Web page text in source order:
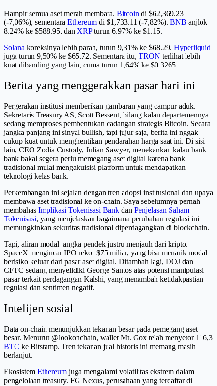
Hampir semua aset merah membara. Bitcoin di $62,369.23
(-7,06%), sementara Ethereum di $1,733.11 (-7,82%). BNB anjlok
8,24% ke $588.95, dan XRPturun 6,97% ke $1.15.
Solana koreksinya lebih parah, turun 9,31% ke $68.29. Hyperliquid
juga turun 9,50% ke $65.72. Sementara itu, TRON terlihat lebih
kuat dibanding yang lain, cuma turun 1,64% ke $0.3265.
Berita yang menggerakkan pasar hari ini
Pergerakan institusi memberikan gambaran yang campur aduk.
Sekretaris Treasury AS, Scott Bessent, bilang kalau departemennya
sedang memproses pembentukan cadangan strategis Bitcoin. Secara
jangka panjang ini sinyal bullish, tapi jujur saja, berita ini nggak
cukup kuat untuk menghentikan pendarahan harga saat ini. Di sisi
lain, CEO Zodia Custody, Julian Sawyer, menekankan kalau bank-
bank bakal segera perlu memegang aset digital karena bank
tradisional mulai mengakuisisi platform untuk mendapatkan
teknologi kelas bank.
Perkembangan ini sejalan dengan tren adopsi institusional dan upaya
membawa aset tradisional ke on-chain. Saya sebelumnya pernah
membahas Implikasi Tokenisasi Bank dan Penjelasan Saham
Tokenisasi, yang menjelaskan bagaimana perubahan regulasi ini
memungkinkan sekuritas tradisional diperdagangkan di blockchain.
Tapi, aliran modal jangka pendek justru menjauh dari kripto.
SpaceX mengincar IPO rekor $75 miliar, yang bisa menarik modal
berisiko keluar dari pasar aset digital. Ditambah lagi, DOJ dan
CFTC sedang menyelidiki George Santos atas potensi manipulasi
pasar terkait perdagangan Kalshi, yang menambah ketidakpastian
regulasi dan sentimen negatif.
Intelijen sosial
Data on-chain menunjukkan tekanan besar pada pemegang aset
besar. Menurut @lookonchain, wallet Mt. Gox telah menyetor 116,3
BTC ke Bitstamp. Tren tekanan jual historis ini memang masih
berlanjut.
Ekosistem Ethereum juga mengalami volatilitas ekstrem dalam
pengelolaan treasury. FG Nexus, perusahaan yang terdaftar di